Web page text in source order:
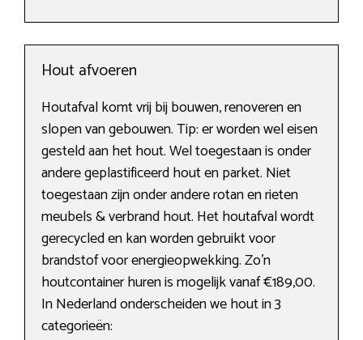
Hout afvoeren
Houtafval komt vrij bij bouwen, renoveren en
slopen van gebouwen. Tip: er worden wel eisen
gesteld aan het hout. Wel toegestaan is onder
andere geplastificeerd hout en parket. Niet
toegestaan zijn onder andere rotan en rieten
meubels & verbrand hout. Het houtafval wordt
gerecycled en kan worden gebruikt voor
brandstof voor energieopwekking. Zo’n
houtcontainer huren is mogelijk vanaf €189,00.
In Nederland onderscheiden we hout in 3
categorieën: